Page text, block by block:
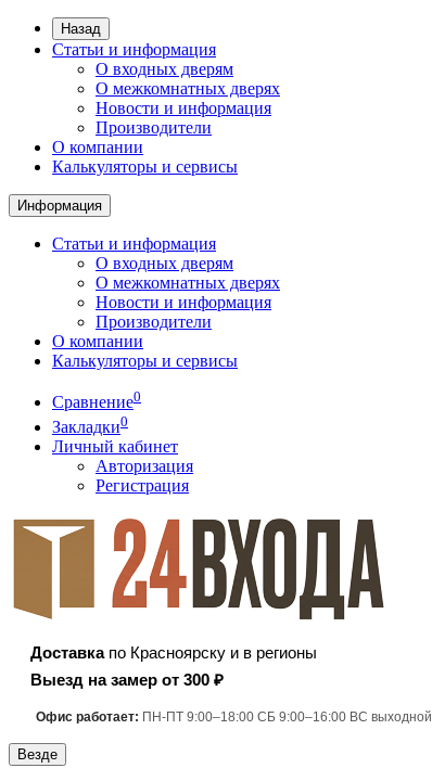
Назад
Статьи и информация
О входных дверям
О межкомнатных дверях
Новости и информация
Производители
О компании
Калькуляторы и сервисы
Информация
Статьи и информация
О входных дверям
О межкомнатных дверях
Новости и информация
Производители
О компании
Калькуляторы и сервисы
Сравнение0
Закладки0
Личный кабинет
Авторизация
Регистрация
Доставкапо Красноярску и в регионы
Выезд на замер от 300 ₽
Офис работает: ПН-ПТ 9:00–18:00 СБ 9:00–16:00 ВС выходной
Везде